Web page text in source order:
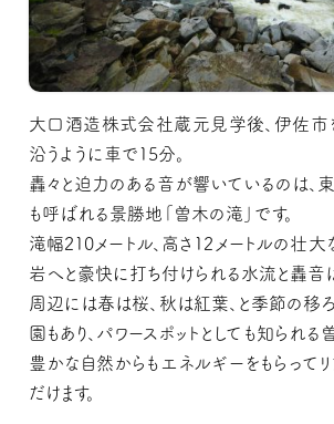
大口酒造株式会社蔵元見学後、伊佐市
沿うように車で15分。
轟々と迫力のある音が響いているのは、東
も呼ばれる景勝地「曽木の滝」です。
滝幅210メートル、高さ12メートルの壮大
岩へと豪快に打ち付けられる水流と轟音
周辺には春は桜、秋は紅葉、と季節の移
園もあり、パワースポットとしても知られ
豊かな自然からもエネルギーをもらってリ
だけます。